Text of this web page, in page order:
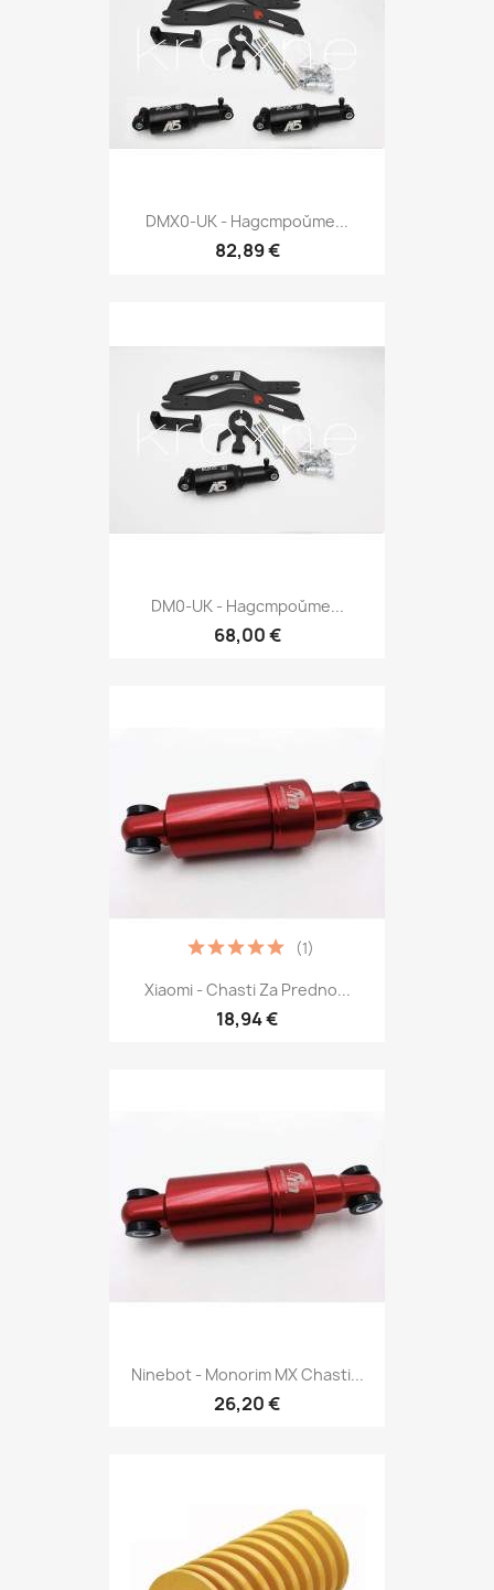
DMX0-UK - Надстройте...
82,89 €
DM0-UK - Надстройте...
68,00 €
Xiaomi - Chasti Za Predno...
18,94 €
(1)
Ninebot - Monorim MX Chasti...
26,20 €